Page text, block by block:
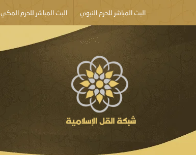
البث المباشر للحرم النبوي البث المباشر للحرم المكي